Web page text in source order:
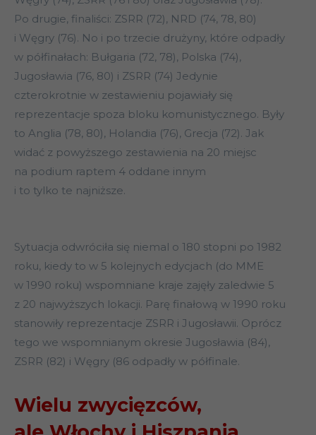
Po drugie, finaliści: ZSRR (72), NRD (74, 78, 80)
i Węgry (76). No i po trzecie drużyny, które odpadły
w półfinałach: Bułgaria (72, 78), Polska (74),
Jugosławia (76, 80) i ZSRR (74) Jedynie
czterokrotnie w zestawieniu pojawiały się
reprezentacje spoza bloku komunistycznego. Były
to Anglia (78, 80), Holandia (76), Grecja (72). Jak
widać z powyższego zestawienia na 20 miejsc
na podium raptem 4 oddane innym
i to tylko te najniższe.
Sytuacja odwróciła się niemal o 180 stopni po 1982
roku, kiedy to w 5 kolejnych edycjach (do MME
w 1990 roku) wspomniane kraje zajęły zaledwie 5
z 20 najwyższych lokacji. Parę finałową w 1990 roku
stanowiły reprezentacje ZSRR i Jugosławii. Oprócz
tego we wspomnianym okresie Jugosławia (84),
ZSRR (82) i Węgry (86 odpadły w półfinale.
Wielu zwycięzców,